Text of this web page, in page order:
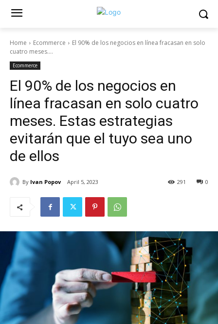
Home Ecommerce
El 90% de los negocios en línea fracasan en solo
cuatro meses....
Ecommerce
El 90% de los negocios en
línea fracasan en solo cuatro
meses. Estas estrategias
evitarán que el tuyo sea uno
de ellos
By Ivan Popov April 5, 2023 0
291